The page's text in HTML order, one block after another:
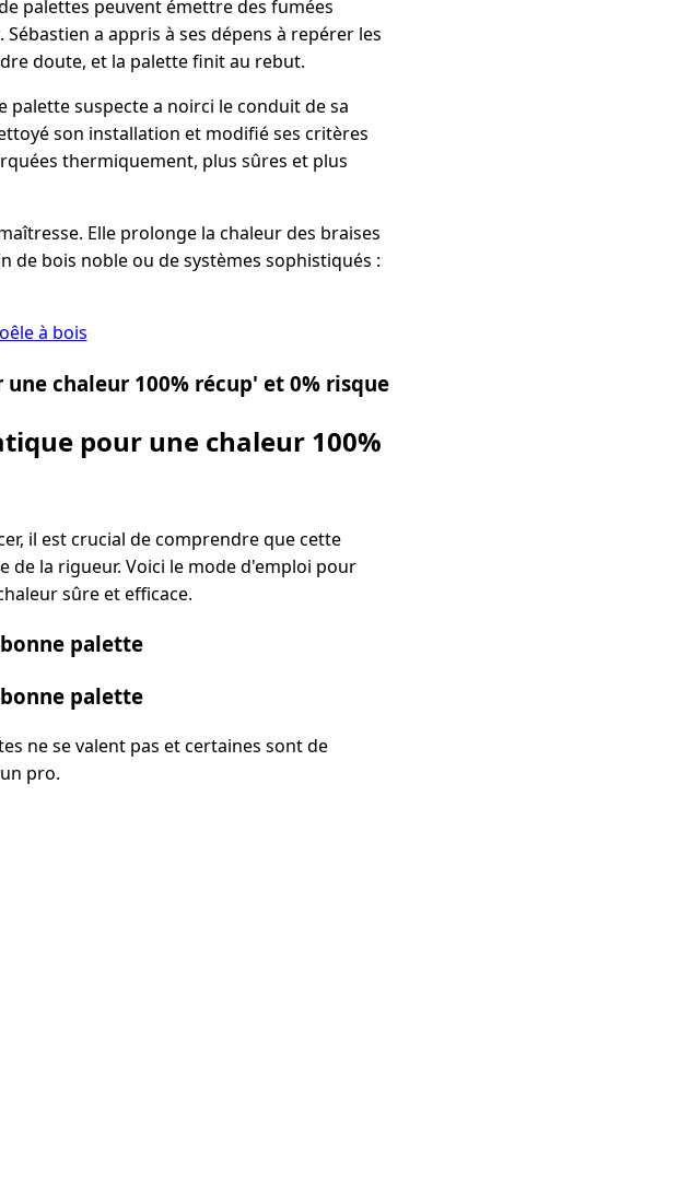
palettes peuvent émettre des fumées
a appris à ses dépens à repérer les
doute, et la palette finit au rebut.
palette suspecte a noirci le conduit de sa
son installation et modifié ses critères
thermiquement, plus sûres et plus
Elle prolonge la chaleur des braises
de bois noble ou de systèmes sophistiqués :
à bois
chaleur 100% récup' et 0% risque
pour une chaleur 100%
il est crucial de comprendre que cette
de la rigueur. Voici le mode d'emploi pour
sûre et efficace.
palette
palette
ne se valent pas et certaines sont de
pro.